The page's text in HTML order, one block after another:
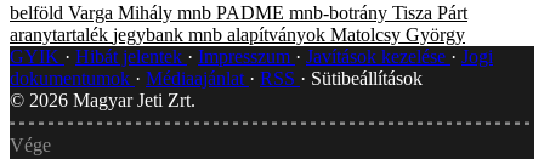
belföld Varga Mihály mnb PADME mnb-botrány Tisza Párt
aranytartalék jegybank mnb alapítványok Matolcsy György
GYIK
Hibát jelentek Impresszum Javítások kezelése
Jogi
dokumentumok
Médiaajánlat RSS
Sütibeállítások
© 2026 Magyar Jeti Zrt.
Vége